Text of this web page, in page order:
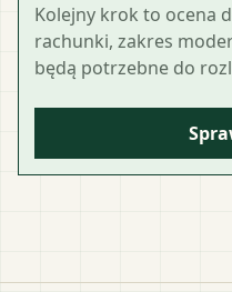
Kolejny krok to ocena
rachunki, zakres
będą potrzebne do